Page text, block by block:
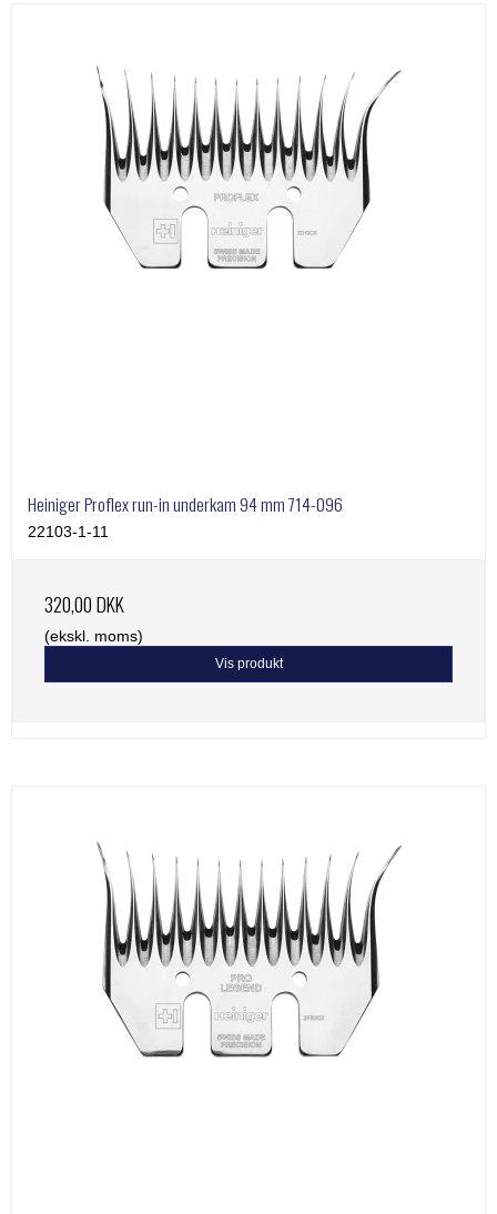
Heiniger Proflex run-in underkam 94 mm 714-096
22103-1-11
320,00 DKK
(ekskl. moms)
Vis produkt